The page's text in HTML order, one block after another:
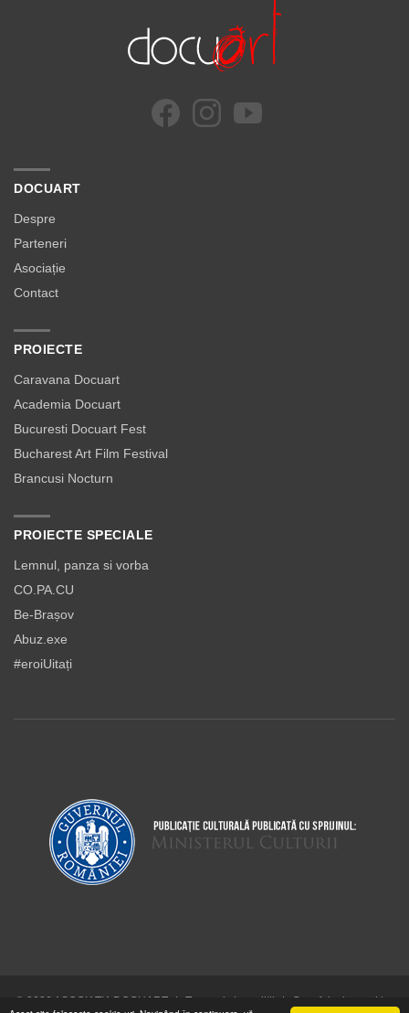
DOCUART
Despre
Parteneri
Asociație
Contact
PROIECTE
Caravana Docuart
Academia Docuart
Bucuresti Docuart Fest
Bucharest Art Film Festival
Brancusi Nocturn
PROIECTE SPECIALE
Lemnul, panza si vorba
CO.PA.CU
Be-Brașov
Abuz.exe
#eroiUitați
© 2026 ASOCIAŢIA DOCUART | Termeni şi condiţii |
Cum folosim cookie-